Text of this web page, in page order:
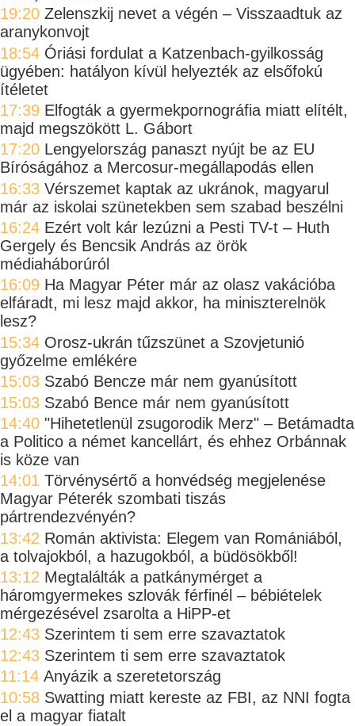
19:20 Zelenszkij nevet a végén – Visszaadtuk az
aranykonvojt
18:54 Óriási fordulat a Katzenbach-gyilkosság
ügyében: hatályon kívül helyezték az elsőfokú
ítéletet
17:39 Elfogták a gyermekpornográfia miatt elítélt,
majd megszökött L. Gábort
17:20 Lengyelország panaszt nyújt be az EU
Bíróságához a Mercosur-megállapodás ellen
16:33 Vérszemet kaptak az ukránok, magyarul
már az iskolai szünetekben sem szabad beszélni
16:24 Ezért volt kár lezúzni a Pesti TV-t – Huth
Gergely és Bencsik András az örök
médiaháborúról
16:09 Ha Magyar Péter már az olasz vakációba
elfáradt, mi lesz majd akkor, ha miniszterelnök
lesz?
15:34 Orosz-ukrán tűzszünet a Szovjetunió
győzelme emlékére
15:03 Szabó Bencze már nem gyanúsított
15:03 Szabó Bence már nem gyanúsított
14:40 "Hihetetlenül zsugorodik Merz" – Betámadta
a Politico a német kancellárt, és ehhez Orbánnak
is köze van
14:01 Törvénysértő a honvédség megjelenése
Magyar Péterék szombati tiszás
pártrendezvényén?
13:42 Román aktivista: Elegem van Romániából,
a tolvajokból, a hazugokból, a büdösökből!
13:12 Megtalálták a patkánymérget a
háromgyermekes szlovák férfinél – bébiételek
mérgezésével zsarolta a HiPP-et
12:43 Szerintem ti sem erre szavaztatok
12:43 Szerintem ti sem erre szavaztatok
11:14 Anyázik a szeretetország
10:58 Swatting miatt kereste az FBI, az NNI fogta
el a magyar fiatalt